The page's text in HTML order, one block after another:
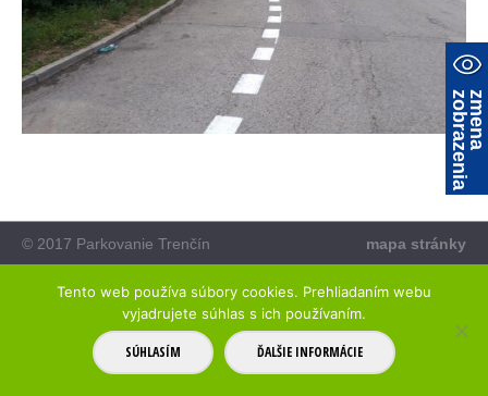
mapa stránky
© 2017 Parkovanie Trenčín
z
m
e
n
a
z
o
b
r
a
z
e
n
i
a
Tento web používa súbory cookies. Prehliadaním webu
vyjadrujete súhlas s ich používaním.
SÚHLASÍM ĎALŠIE INFORMÁCIE